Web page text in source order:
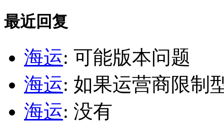
最近回复
海运: 可能版本问题
海运: 如果运营商限制
海运: 没有